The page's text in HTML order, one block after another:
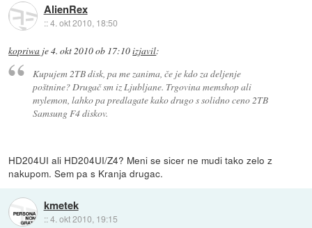
AlienRex
::4. okt 2010, 18:50
kopriwa je4. okt 2010 ob 17:10izjavil:
Kupujem 2TB disk, pa me zanima, če je kdo za deljenje
poštnine? Drugač sm iz Ljubljane. Trgovina memshop ali
mylemon, lahko pa predlagate kako drugo s solidno ceno 2TB
Samsung F4 diskov.
HD204UI ali HD204UI/Z4? Meni se sicer ne mudi tako zelo z
nakupom. Sem pa s Kranja drugac.
kmetek
::4. okt 2010, 19:15